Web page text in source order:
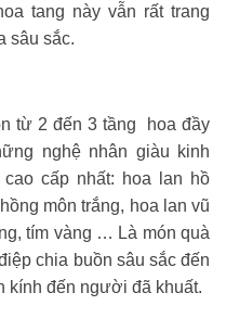
tang này vẫn rất trang
sâu sắc.
từ 2 đến 3 tầng hoa đầy
nghệ nhân giàu kinh
cấp nhất: hoa lan hồ
môn trắng, hoa lan vũ
tím vàng … Là món quà
chia buồn sâu sắc đến
kính đến người đã khuất.